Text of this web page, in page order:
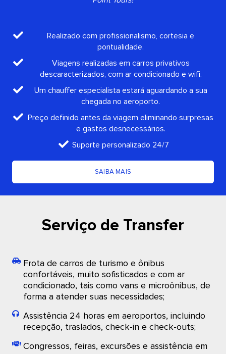
Realizado com profissionalismo, cortesia e
pontualidade.
Viagens realizadas em carros privativos
descaracterizados, com ar condicionado e wifi.
Um chauffer especialista estará aguardando a sua
chegada no aeroporto.
Preço definido antes da viagem eliminando surpresas
e gastos desnecessários.
Suporte personalizado 24/7
SAIBA MAIS
Serviço de Transfer
Frota de carros de turismo e ônibus
confortáveis, muito sofisticados e com ar
condicionado, tais como vans e microônibus, de
forma a atender suas necessidades;
Assistência 24 horas em aeroportos, incluindo
recepção, traslados, check-in e check-outs;
Congressos, feiras, excursões e assistência em